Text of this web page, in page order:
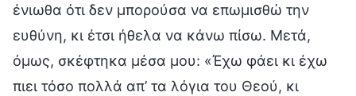
ένιωθα ότι δεν μπορούσα να επωμισθώ την
ευθύνη, κι έτσι ήθελα να κάνω πίσω. Μετά,
όμως, σκέφτηκα μέσα μου: «Έχω φάει κι έχω
πιει τόσο πολλά απ’ τα λόγια του Θεού, κι